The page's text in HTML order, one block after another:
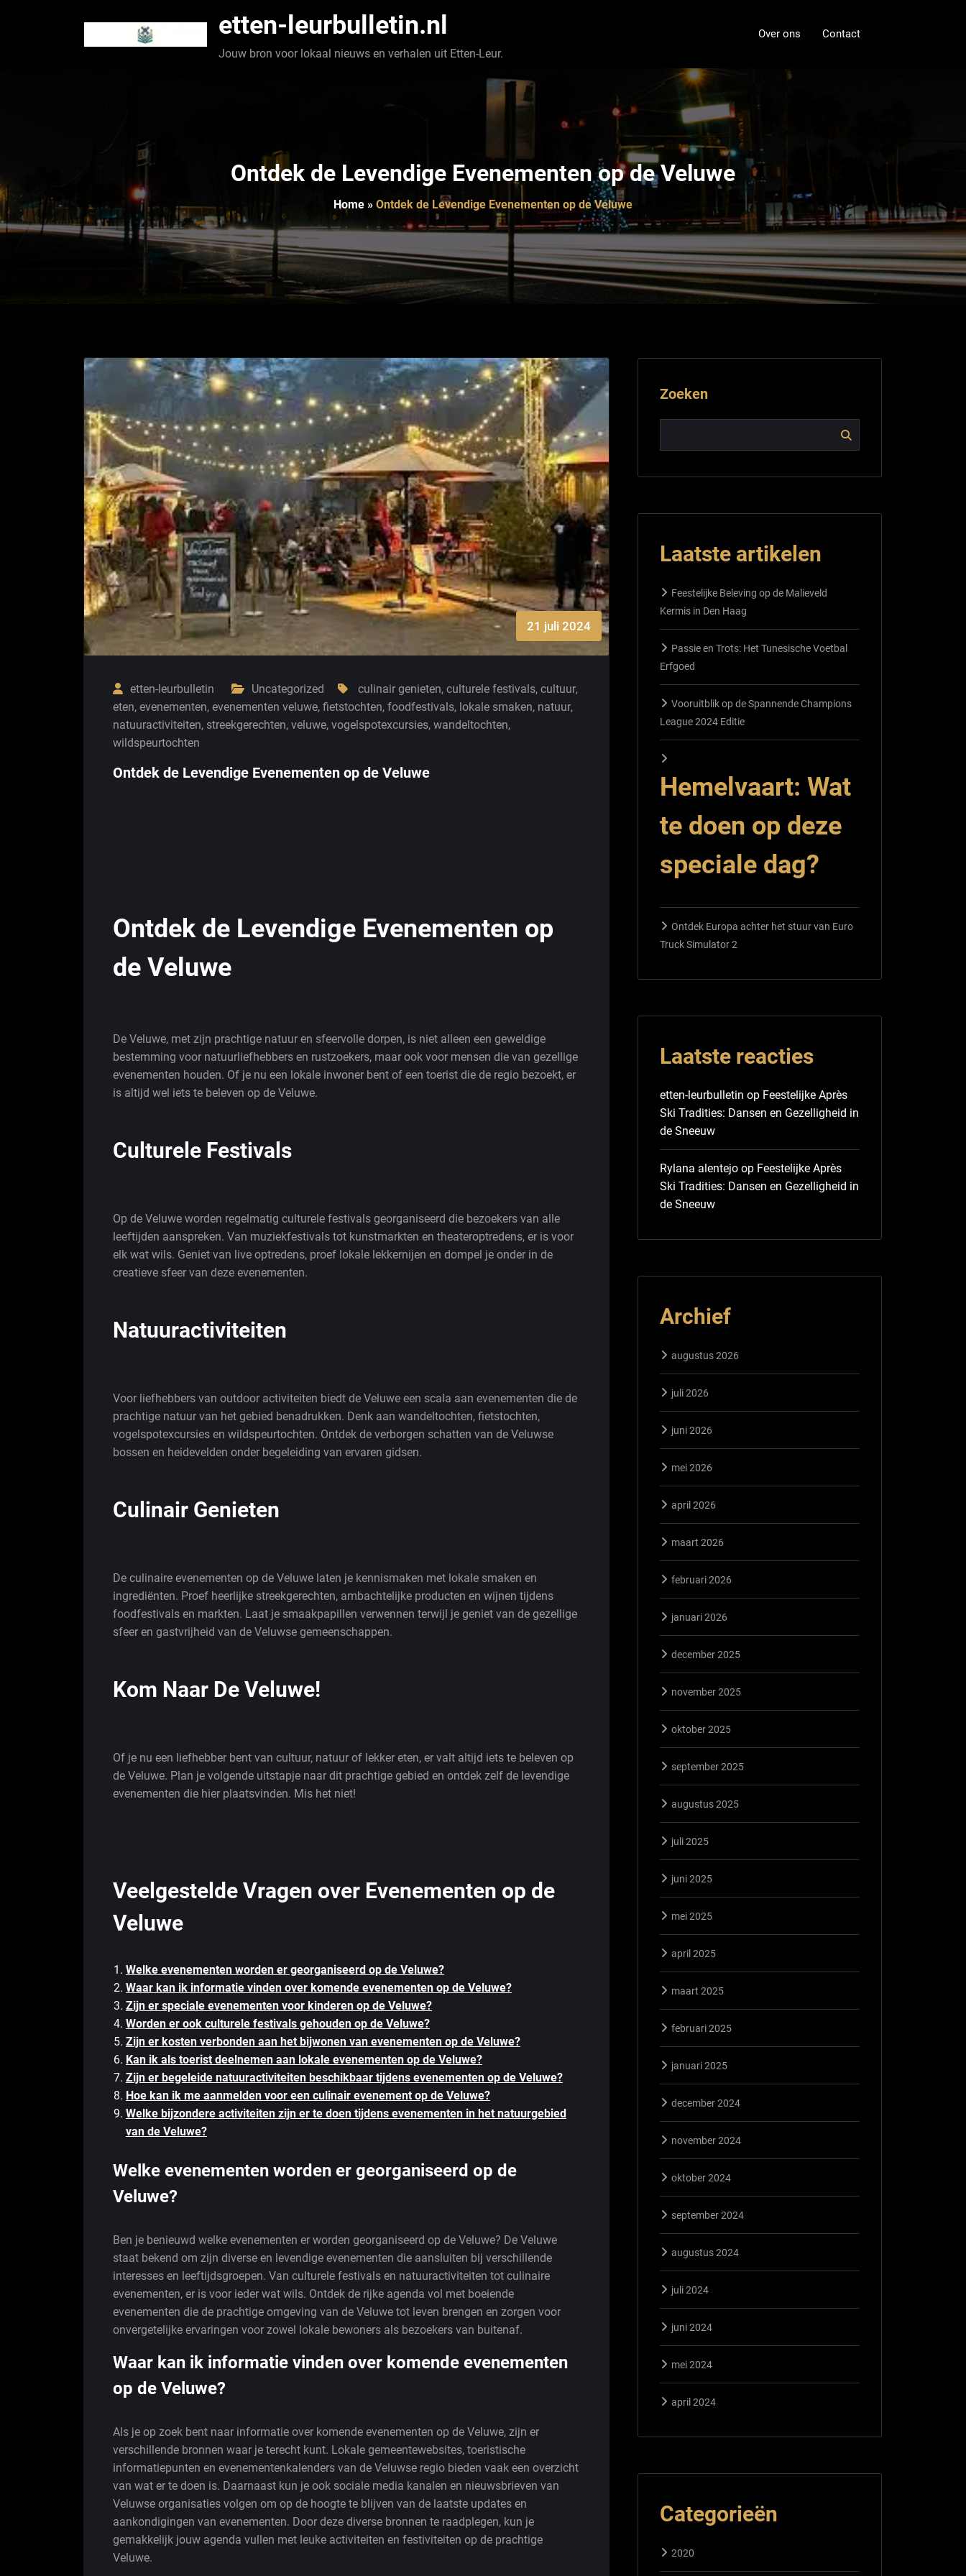
etten-leurbulletin.nl
Jouw bron voor lokaal nieuws en verhalen uit Etten-Leur.
Over ons Contact
Ontdek de Levendige Evenementen op de Veluwe
Home » Ontdek de Levendige Evenementen op de Veluwe
21 juli 2024
etten-leurbulletin Uncategorized culinair genieten, culturele festivals, cultuur,
eten, evenementen, evenementen veluwe, fietstochten, foodfestivals, lokale smaken, natuur,
natuuractiviteiten, streekgerechten, veluwe, vogelspotexcursies, wandeltochten,
wildspeurtochten
Ontdek de Levendige Evenementen op de Veluwe
Ontdek de Levendige Evenementen op
de Veluwe
De Veluwe, met zijn prachtige natuur en sfeervolle dorpen, is niet alleen een geweldige
bestemming voor natuurliefhebbers en rustzoekers, maar ook voor mensen die van gezellige
evenementen houden. Of je nu een lokale inwoner bent of een toerist die de regio bezoekt, er
is altijd wel iets te beleven op de Veluwe.
Culturele Festivals
Op de Veluwe worden regelmatig culturele festivals georganiseerd die bezoekers van alle
leeftijden aanspreken. Van muziekfestivals tot kunstmarkten en theateroptredens, er is voor
elk wat wils. Geniet van live optredens, proef lokale lekkernijen en dompel je onder in de
creatieve sfeer van deze evenementen.
Natuuractiviteiten
Voor liefhebbers van outdoor activiteiten biedt de Veluwe een scala aan evenementen die de
prachtige natuur van het gebied benadrukken. Denk aan wandeltochten, fietstochten,
vogelspotexcursies en wildspeurtochten. Ontdek de verborgen schatten van de Veluwse
bossen en heidevelden onder begeleiding van ervaren gidsen.
Culinair Genieten
De culinaire evenementen op de Veluwe laten je kennismaken met lokale smaken en
ingrediënten. Proef heerlijke streekgerechten, ambachtelijke producten en wijnen tijdens
foodfestivals en markten. Laat je smaakpapillen verwennen terwijl je geniet van de gezellige
sfeer en gastvrijheid van de Veluwse gemeenschappen.
Kom Naar De Veluwe!
Of je nu een liefhebber bent van cultuur, natuur of lekker eten, er valt altijd iets te beleven op
de Veluwe. Plan je volgende uitstapje naar dit prachtige gebied en ontdek zelf de levendige
evenementen die hier plaatsvinden. Mis het niet!
Veelgestelde Vragen over Evenementen op de
Veluwe
Welke evenementen worden er georganiseerd op de Veluwe?
Waar kan ik informatie vinden over komende evenementen op de Veluwe?
Zijn er speciale evenementen voor kinderen op de Veluwe?
Worden er ook culturele festivals gehouden op de Veluwe?
Zijn er kosten verbonden aan het bijwonen van evenementen op de Veluwe?
Kan ik als toerist deelnemen aan lokale evenementen op de Veluwe?
Zijn er begeleide natuuractiviteiten beschikbaar tijdens evenementen op de Veluwe?
Hoe kan ik me aanmelden voor een culinair evenement op de Veluwe?
Welke bijzondere activiteiten zijn er te doen tijdens evenementen in het natuurgebied
van de Veluwe?
Welke evenementen worden er georganiseerd op de
Veluwe?
Ben je benieuwd welke evenementen er worden georganiseerd op de Veluwe? De Veluwe
staat bekend om zijn diverse en levendige evenementen die aansluiten bij verschillende
interesses en leeftijdsgroepen. Van culturele festivals en natuuractiviteiten tot culinaire
evenementen, er is voor ieder wat wils. Ontdek de rijke agenda vol met boeiende
evenementen die de prachtige omgeving van de Veluwe tot leven brengen en zorgen voor
onvergetelijke ervaringen voor zowel lokale bewoners als bezoekers van buitenaf.
Waar kan ik informatie vinden over komende evenementen
op de Veluwe?
Als je op zoek bent naar informatie over komende evenementen op de Veluwe, zijn er
verschillende bronnen waar je terecht kunt. Lokale gemeentewebsites, toeristische
informatiepunten en evenementenkalenders van de Veluwse regio bieden vaak een overzicht
van wat er te doen is. Daarnaast kun je ook sociale media kanalen en nieuwsbrieven van
Veluwse organisaties volgen om op de hoogte te blijven van de laatste updates en
aankondigingen van evenementen. Door deze diverse bronnen te raadplegen, kun je
gemakkelijk jouw agenda vullen met leuke activiteiten en festiviteiten op de prachtige
Veluwe.
Zoeken
Laatste artikelen
Feestelijke Beleving op de Malieveld
Kermis in Den Haag
Passie en Trots: Het Tunesische Voetbal
Erfgoed
Vooruitblik op de Spannende Champions
League 2024 Editie
Hemelvaart: Wat
te doen op deze
speciale dag?
Ontdek Europa achter het stuur van Euro
Truck Simulator 2
Laatste reacties
etten-leurbulletin op Feestelijke Après
Ski Tradities: Dansen en Gezelligheid in
de Sneeuw
Rylana alentejo op Feestelijke Après
Ski Tradities: Dansen en Gezelligheid in
de Sneeuw
Archief
augustus 2026
juli 2026
juni 2026
mei 2026
april 2026
maart 2026
februari 2026
januari 2026
december 2025
november 2025
oktober 2025
september 2025
augustus 2025
juli 2025
juni 2025
mei 2025
april 2025
maart 2025
februari 2025
januari 2025
december 2024
november 2024
oktober 2024
september 2024
augustus 2024
juli 2024
juni 2024
mei 2024
april 2024
Categorieën
2020